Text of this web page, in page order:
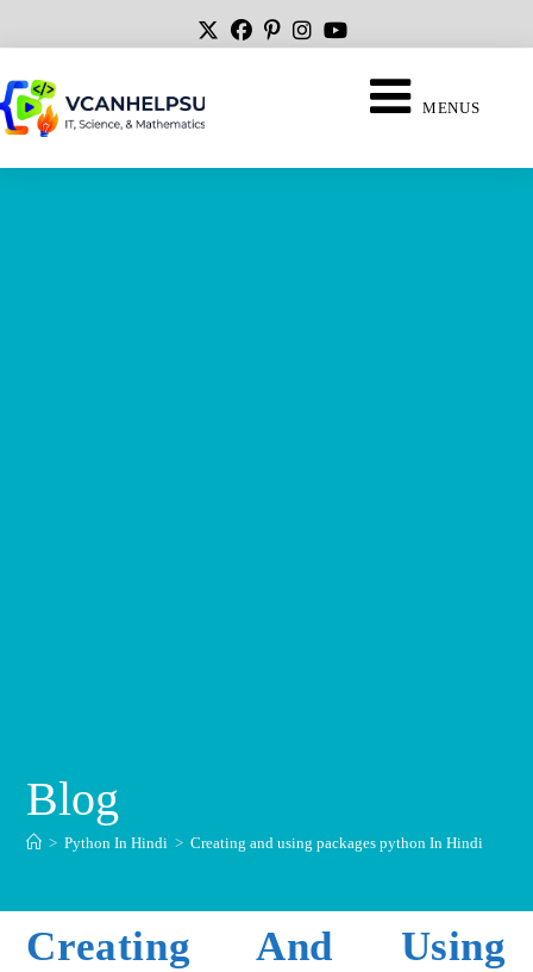
MENUS
Blog
> Python In Hindi > Creating and using packages python In Hindi
Creating And Using